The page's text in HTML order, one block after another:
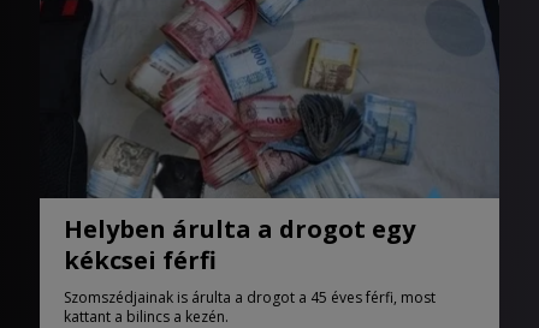
Helyben árulta a drogot egy
kékcsei férfi
Szomszédjainak is árulta a drogot a 45 éves férfi, most
kattant a bilincs a kezén.